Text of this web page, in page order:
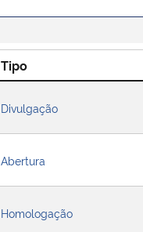
Tipo
Divulgação
Abertura
Homologação